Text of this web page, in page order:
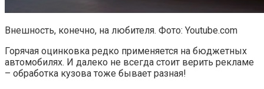
Внешность, конечно, на любителя. Фото: Youtube.com
Горячая оцинковка редко применяется на бюджетных
автомобилях. И далеко не всегда стоит верить рекламе
– обработка кузова тоже бывает разная!